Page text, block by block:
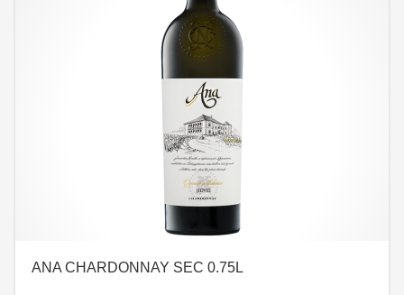
ANA CHARDONNAY SEC 0.75L